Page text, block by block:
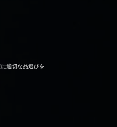
適切な品選びを